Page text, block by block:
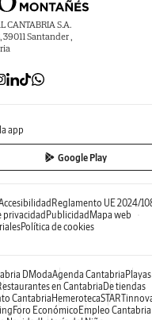
CANTABRIA S.A.
Santander ,
app
Google Play
Reglamento UE 2024/
privacidad Publicidad Mapa web
Política de cookies
DModaAgenda Cantabria Playas
en Cantabria De tiendas
CantabriaHemeroteca
Foro Económico Empleo Cantabria